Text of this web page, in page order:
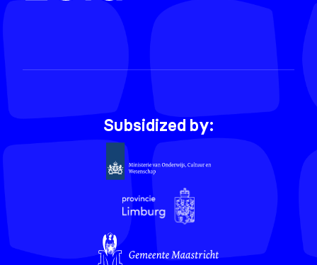
Subsidized by: